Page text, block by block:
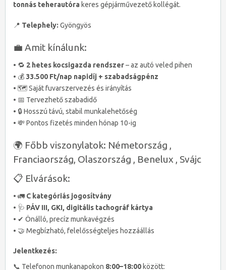
tonnás teherautóra keres gépjárművezető kollégát.
📍 Telephely: Gyöngyös
💼 Amit kínálunk:
• 🔁 2 hetes kocsigazda rendszer– az autó veled pihen
• 💰 33.500 Ft/nap napidíj + szabadságpénz
• 🗺️ Saját fuvarszervezés és irányítás
• 📅 Tervezhető szabadidő
• 🔒 Hosszú távú, stabil munkalehetőség
• 💸 Pontos fizetés minden hónap 10-ig
🌍 Főbb viszonylatok: Németország ,
Franciaország, Olaszország , Benelux , Svájc
📋 Elvárások:
• 🚛 C kategóriás jogosítvány
• 🩺 PÁV III, GKI, digitális tachográf kártya
• ✔ Önálló, precíz munkavégzés
• 🤝 Megbízható, felelősségteljes hozzáállás
Jelentkezés:
📞 Telefonon munkanapokon 8:00–18:00 között: